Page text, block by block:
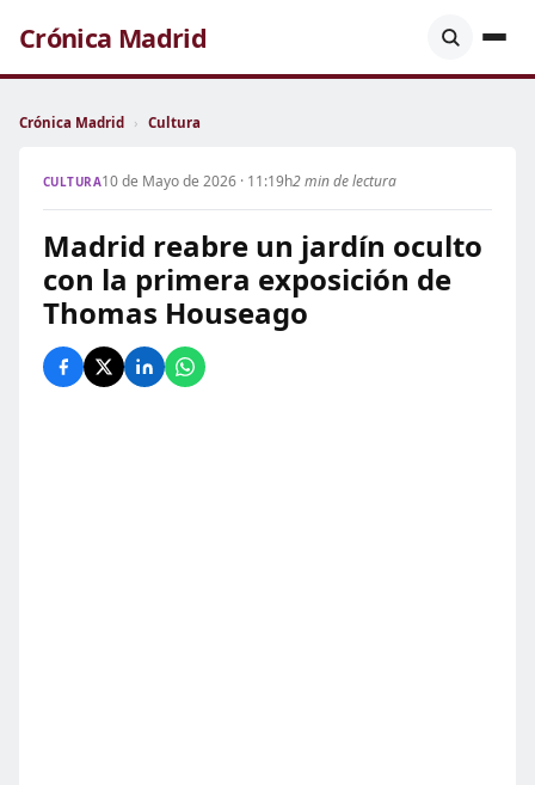
Crónica Madrid
Crónica Madrid › Cultura
CULTURA10 de Mayo de 2026 · 11:19h2 min de lectura
Madrid reabre un jardín oculto
con la primera exposición de
Thomas Houseago